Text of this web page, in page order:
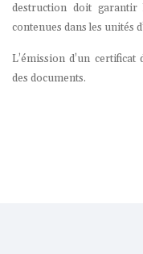
destruction doit garantir
contenues dans les unités
L’émission d’un
des documents.